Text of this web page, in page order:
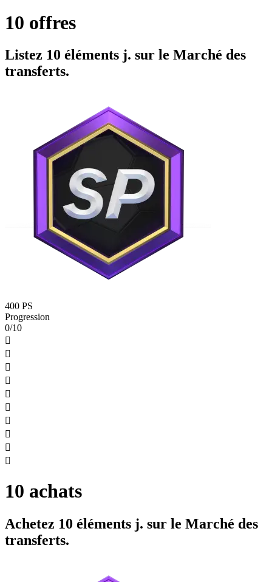
10 offres
Listez 10 éléments j. sur le Marché des
transferts.
400 PS
Progression
0/10










10 achats
Achetez 10 éléments j. sur le Marché des
transferts.